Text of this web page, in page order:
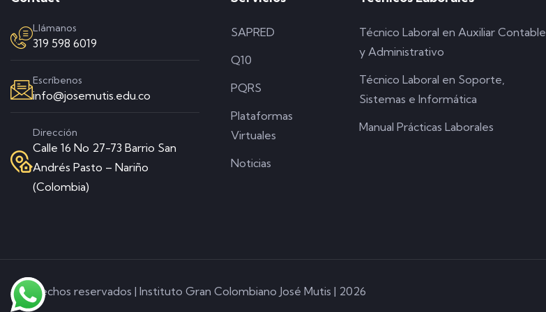
Llámanos
319 598 6019
Escríbenos
info@josemutis.edu.co
Dirección
Calle 16 No 27-73 Barrio San
Andrés Pasto – Nariño
(Colombia)
SAPRED
Q10
PQRS
Plataformas
Virtuales
Noticias
Técnico Laboral en Auxiliar Contable
y Administrativo
Técnico Laboral en Soporte,
Sistemas e Informática
Manual Prácticas Laborales
© Derechos reservados | Instituto Gran Colombiano José Mutis | 2026